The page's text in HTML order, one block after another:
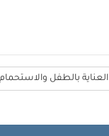
العناية بالطفل والاستحمام